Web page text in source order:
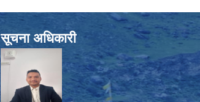
सूचना अधिकारी